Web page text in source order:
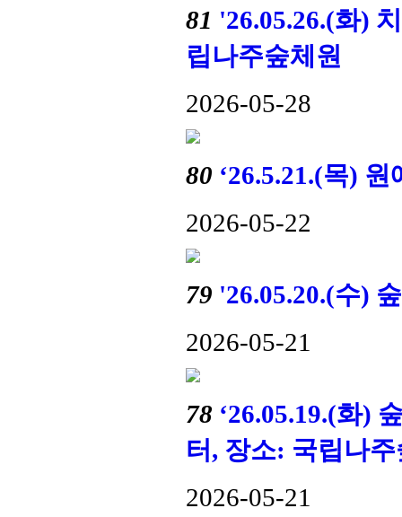
81 '26.05.26.(화)
립나주숲체원
2026-05-28
80 ‘26.5.21.(목)
2026-05-22
79 '26.05.20.(수)
2026-05-21
78 ‘26.05.19.(화)
터, 장소: 국립나
2026-05-21